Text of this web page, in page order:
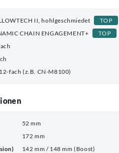
II, hohlgeschmiedet
TOP
CHAIN ENGAGEMENT+
TOP
fach (z.B. CN-M8100)
52 mm
172 mm
142 mm / 148 mm (Boost)